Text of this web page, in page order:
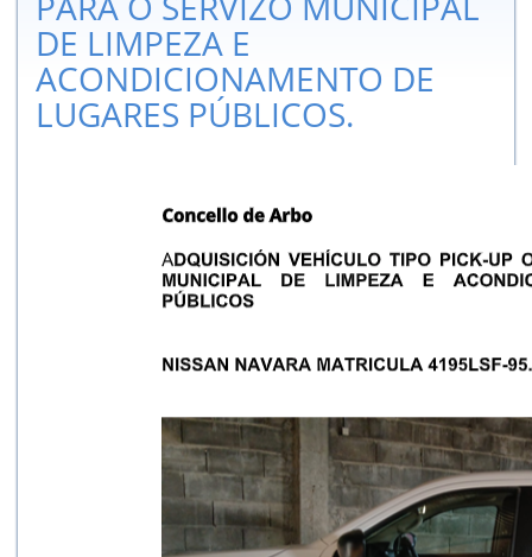
DE LIMPEZA E
ACONDICIONAMENTO DE
LUGARES PÚBLICOS.